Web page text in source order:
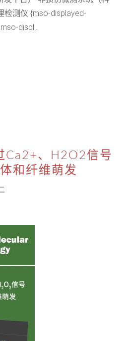
检测仪 {mso-displayed-
displ...
Ca2+、H2O2信号
和纤维萌发